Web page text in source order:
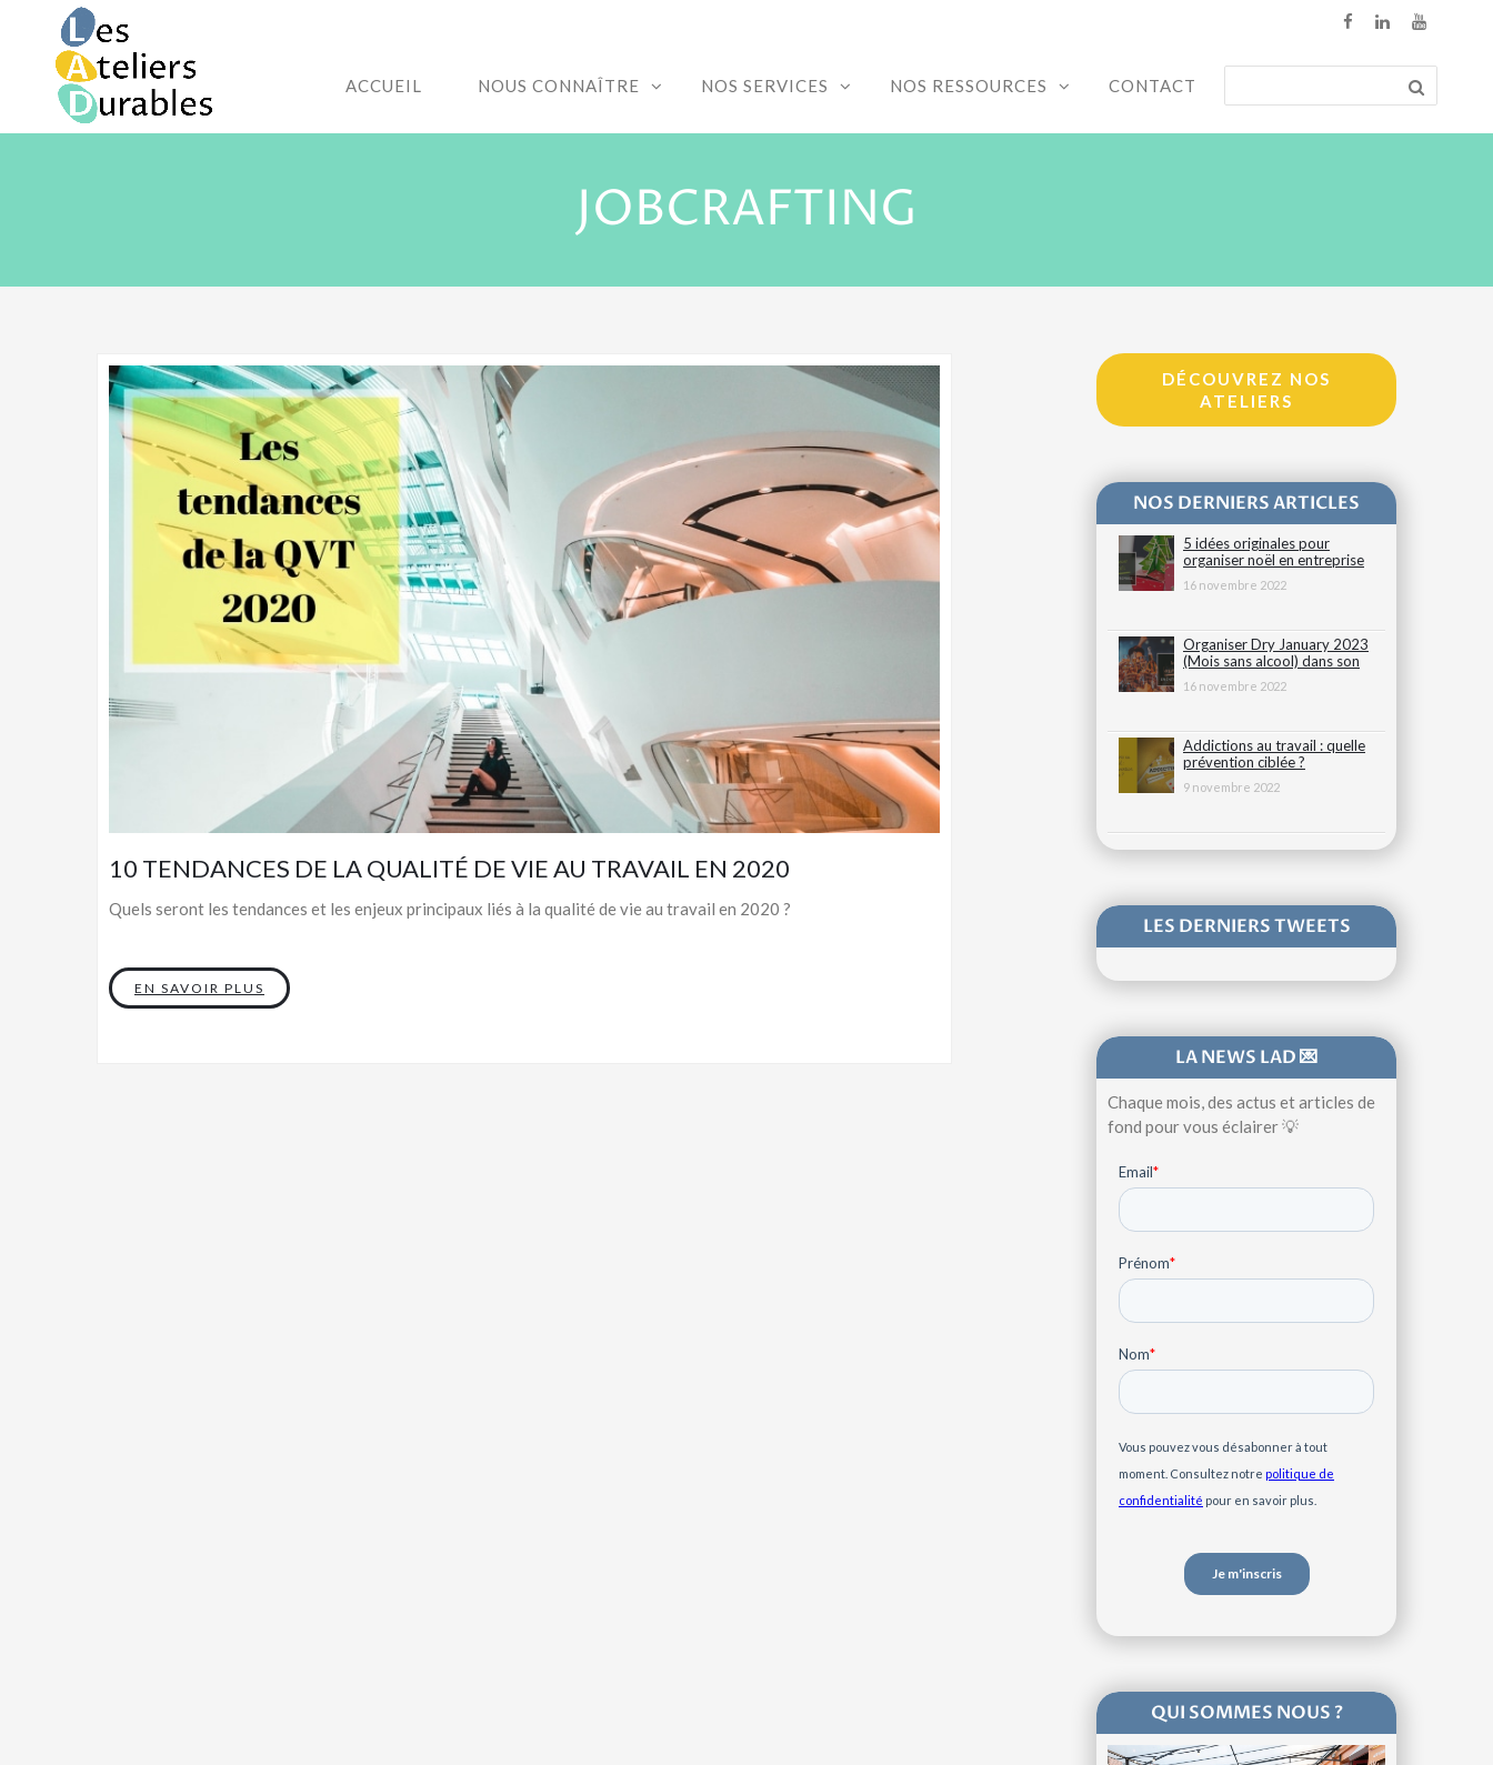
ACCUEIL NOUS CONNAÎTRE NOS SERVICES NOS RESSOURCES CONTACT
JOBCRAFTING
10 TENDANCES DE LA QUALITÉ DE VIE AU TRAVAIL EN 2020
Quels seront les tendances et les enjeux principaux liés à la qualité de vie au travail en 2020 ?
EN SAVOIR PLUS
DÉCOUVREZ NOS
ATELIERS
NOS DERNIERS ARTICLES
5 idées originales pour
organiser noël en entreprise
16 novembre 2022
Organiser Dry January 2023
(Mois sans alcool) dans son
entreprise
16 novembre 2022
Addictions au travail : quelle
prévention ciblée ?
9 novembre 2022
LES DERNIERS TWEETS
LA NEWS LAD 💌
Chaque mois, des actus et articles de
fond pour vous éclairer 💡
QUI SOMMES NOUS ?